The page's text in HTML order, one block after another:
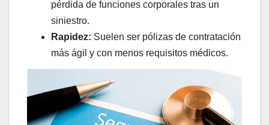
pérdida de funciones corporales tras un
siniestro.
Rapidez: Suelen ser pólizas de contratación
más ágil y con menos requisitos médicos.